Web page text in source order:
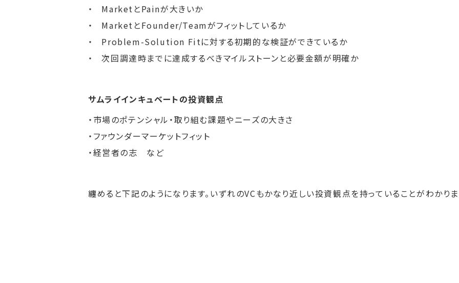
・ MarketとPainが大きいか
・ MarketとFounder/Teamがフィットしているか
・ Problem-Solution Fitに対する初期的な検証ができているか
・ 次回調達時までに達成するべきマイルストーンと必要金額が明確か
サムライインキュベートの投資観点
・市場のポテンシャル・取り組む課題やニーズの大きさ
・ファウンダーマーケットフィット
・経営者の志 など
纏めると下記のようになります。いずれのVCもかなり近しい投資観点を持っていることがわかりま